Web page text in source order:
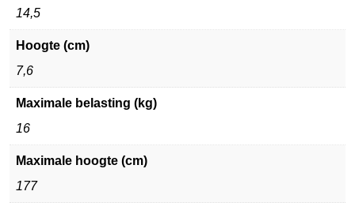
14,5
Hoogte (cm)
7,6
Maximale belasting (kg)
16
Maximale hoogte (cm)
177